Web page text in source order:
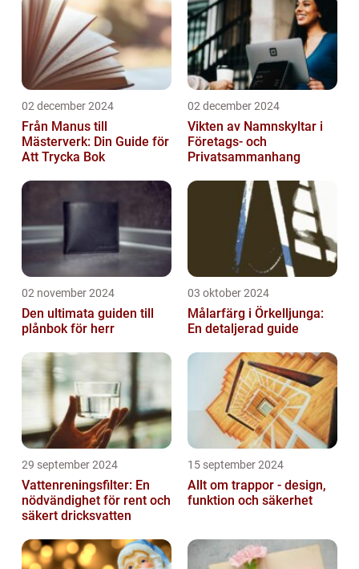
02 december 2024
Från Manus till
Mästerverk: Din Guide för
Att Trycka Bok
02 december 2024
Vikten av Namnskyltar i
Företags- och
Privatsammanhang
02 november 2024
Den ultimata guiden till
plånbok för herr
03 oktober 2024
Målarfärg i Örkelljunga:
En detaljerad guide
29 september 2024
Vattenreningsfilter: En
nödvändighet för rent och
säkert dricksvatten
15 september 2024
Allt om trappor - design,
funktion och säkerhet